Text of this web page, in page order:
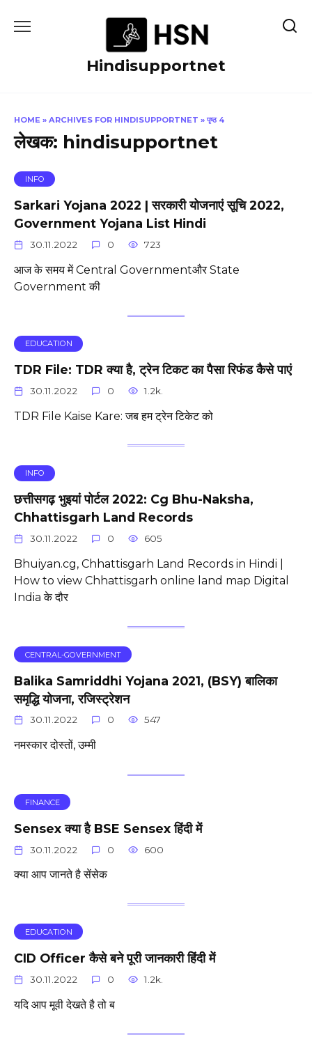
Hindisupportnet
HOME » ARCHIVES FOR HINDISUPPORTNET » पृष्ठ 4
लेखक: hindisupportnet
INFO
Sarkari Yojana 2022 | सरकारी योजनाएं सूचि 2022,
Government Yojana List Hindi
30.11.2022 0 723
आज के समय में Central Governmentऔर State
Government की
EDUCATION
TDR File: TDR क्या है, ट्रेन टिकट का पैसा रिफंड कैसे पाएं
30.11.2022 0 1.2k.
TDR File Kaise Kare: जब हम ट्रेन टिकेट को
INFO
छत्तीसगढ़ भुइयां पोर्टल 2022: Cg Bhu-Naksha,
Chhattisgarh Land Records
30.11.2022 0 605
Bhuiyan.cg, Chhattisgarh Land Records in Hindi |
How to view Chhattisgarh online land map Digital
India के दौर
CENTRAL-GOVERNMENT
Balika Samriddhi Yojana 2021, (BSY) बालिका
समृद्धि योजना, रजिस्ट्रेशन
30.11.2022 0 547
नमस्कार दोस्तों, उम्मी
FINANCE
Sensex क्या है BSE Sensex हिंदी में
30.11.2022 0 600
क्या आप जानते है सेंसेक
EDUCATION
CID Officer कैसे बने पूरी जानकारी हिंदी में
30.11.2022 0 1.2k.
यदि आप मूवी देखते है तो ब